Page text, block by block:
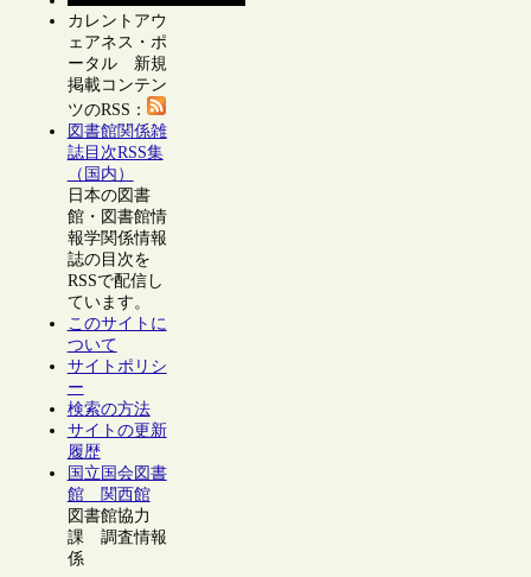
カレントアウ
ェアネス・ポ
ータル 新規
掲載コンテン
ツのRSS：
図書館関係雑
誌目次RSS集
（国内）
日本の図書
館・図書館情
報学関係情報
誌の目次を
RSSで配信し
ています。
このサイトに
ついて
サイトポリシ
ー
検索の方法
サイトの更新
履歴
国立国会図書
館 関西館
図書館協力
課 調査情報
係